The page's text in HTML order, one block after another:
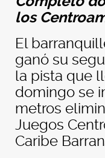
los
El
ganó su
la pista que
domingo se
metros
Juegos
Caribe